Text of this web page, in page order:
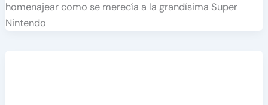
homenajear como se merecía a la grandísima Super
Nintendo